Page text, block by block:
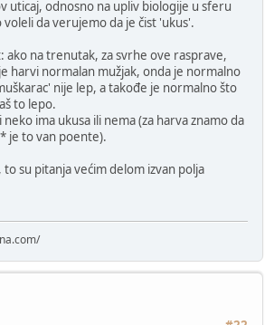
uticaj, odnosno na upliv biologije u sferu
voleli da verujemo da je čist 'ukus'.
ako na trenutak, za svrhe ove rasprave,
harvi normalan mužjak, onda je normalno
nije lep, a takođe je normalno što
to lepo.
ima ukusa ili nema (za harva znamo da
je to van poente).
to su pitanja većim delom izvan polja